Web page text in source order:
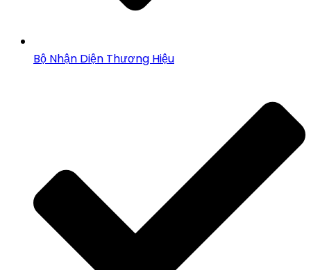
Bộ Nhận Diện Thương Hiệu